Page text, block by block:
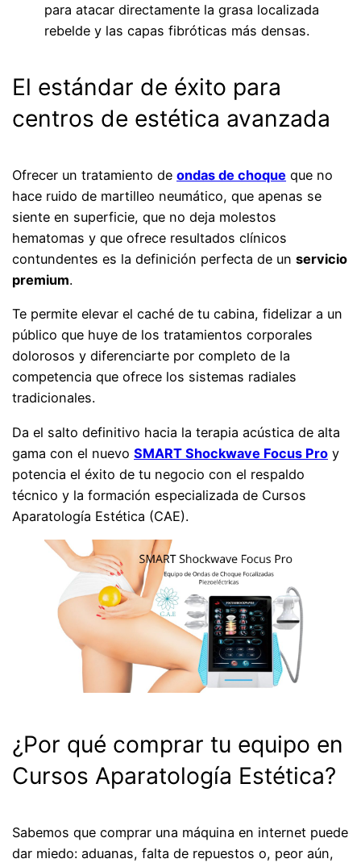
para atacar directamente la grasa localizada
rebelde y las capas fibróticas más densas.
El estándar de éxito para
centros de estética avanzada
Ofrecer un tratamiento deondas de choque que no
hace ruido de martilleo neumático, que apenas se
siente en superficie, que no deja molestos
hematomas y que ofrece resultados clínicos
contundentes es la definición perfecta de unservicio
premium.
Te permite elevar el caché de tu cabina, fidelizar a un
público que huye de los tratamientos corporales
dolorosos y diferenciarte por completo de la
competencia que ofrece los sistemas radiales
tradicionales.
Da el salto definitivo hacia la terapia acústica de alta
gama con el nuevoSMART Shockwave Focus Pro y
potencia el éxito de tu negocio con el respaldo
técnico y la formación especializada de Cursos
Aparatología Estética (CAE).
¿Por qué comprar tu equipo en
Cursos Aparatología Estética?
Sabemos que comprar una máquina en internet puede
dar miedo: aduanas, falta de repuestos o, peor aún,